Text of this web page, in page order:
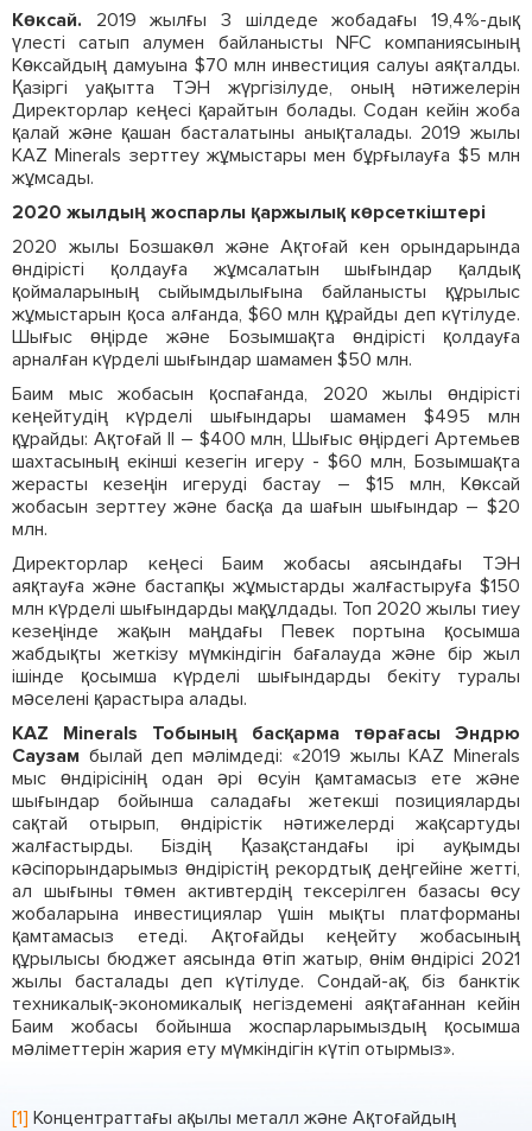
Көксай. 2019 жылғы 3 шілдеде жобадағы 19,4%-дық
үлесті сатып алумен байланысты NFC компаниясының
Көксайдың дамуына $70 млн инвестиция салуы аяқталды.
Қазіргі уақытта ТЭН жүргізілуде, оның нәтижелерін
Директорлар кеңесі қарайтын болады. Содан кейін жоба
қалай және қашан басталатыны анықталады. 2019 жылы
KAZ Minerals зерттеу жұмыстары мен бұрғылауға $5 млн
жұмсады.
2020 жылдың жоспарлы қаржылық көрсеткіштері
2020 жылы Бозшакөл және Ақтоғай кен орындарында
өндірісті қолдауға жұмсалатын шығындар қалдық
қоймаларының сыйымдылығына байланысты құрылыс
жұмыстарын қоса алғанда, $60 млн құрайды деп күтілуде.
Шығыс өңірде және Бозымшақта өндірісті қолдауға
арналған күрделі шығындар шамамен $50 млн.
Баим мыс жобасын қоспағанда, 2020 жылы өндірісті
кеңейтудің күрделі шығындары шамамен $495 млн
құрайды: Ақтоғай II – $400 млн, Шығыс өңірдегі Артемьев
шахтасының екінші кезегін игеру - $60 млн, Бозымшақта
жерасты кезеңін игеруді бастау – $15 млн, Көксай
жобасын зерттеу және басқа да шағын шығындар – $20
млн.
Директорлар кеңесі Баим жобасы аясындағы ТЭН
аяқтауға және бастапқы жұмыстарды жалғастыруға $150
млн күрделі шығындарды мақұлдады. Топ 2020 жылы тиеу
кезеңінде жақын маңдағы Певек портына қосымша
жабдықты жеткізу мүмкіндігін бағалауда және бір жыл
ішінде қосымша күрделі шығындарды бекіту туралы
мәселені қарастыра алады.
KAZ Minerals Тобының басқарма төрағасы Эндрю
Саузам былай деп мәлімдеді: «2019 жылы KAZ Minerals
мыс өндірісінің одан әрі өсуін қамтамасыз ете және
шығындар бойынша саладағы жетекші позицияларды
сақтай отырып, өндірістік нәтижелерді жақсартуды
жалғастырды. Біздің Қазақстандағы ірі ауқымды
кәсіпорындарымыз өндірістің рекордтық деңгейіне жетті,
ал шығыны төмен активтердің тексерілген базасы өсу
жобаларына инвестициялар үшін мықты платформаны
қамтамасыз етеді. Ақтоғайды кеңейту жобасының
құрылысы бюджет аясында өтіп жатыр, өнім өндірісі 2021
жылы басталады деп күтілуде. Сондай-ақ, біз банктік
техникалық-экономикалық негіздемені аяқтағаннан кейін
Баим жобасы бойынша жоспарларымыздың қосымша
мәліметтерін жария ету мүмкіндігін күтіп отырмыз».
[1] Концентраттағы ақылы металл және Ақтоғайдың